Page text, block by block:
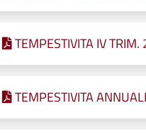
TEMPESTIVITA IV
TEMPESTIVITA